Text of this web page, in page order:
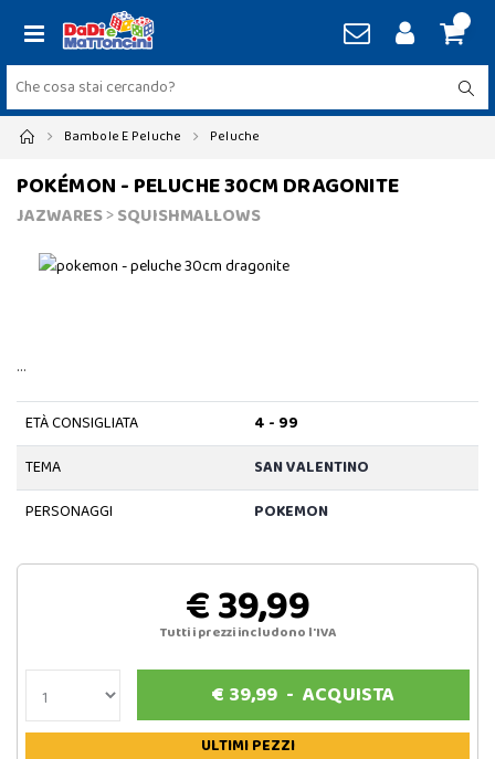
Bambole E Peluche Peluche
POKÉMON - PELUCHE 30CM DRAGONITE
JAZWARES>SQUISHMALLOWS
…
ETÀ CONSIGLIATA
4 - 99
TEMA
SAN VALENTINO
PERSONAGGI
POKEMON
€ 39,99
Tutti i prezzi includono l'IVA
€ 39,99 -ACQUISTA
ULTIMI PEZZI